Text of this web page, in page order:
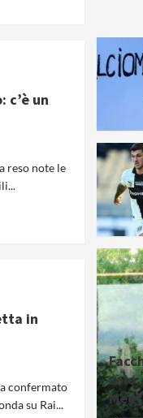
c’è un
reso note le
in
confermato
su Rai...